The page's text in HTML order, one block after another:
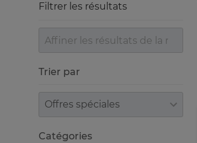
Filtrer les résultats
Trier par
Trier par
Catégories